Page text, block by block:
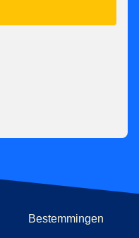
Bestemmingen